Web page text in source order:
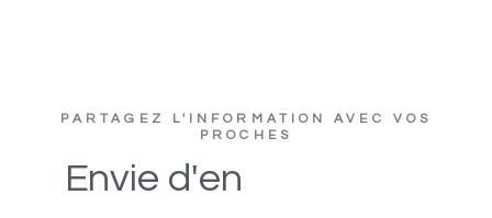
PARTAGEZ L'INFORMATION AVEC VOS
PROCHES
Envie d'en